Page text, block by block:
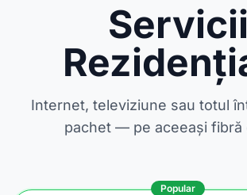
Servicii
Internet, televiziune sau totul
pachet — pe aceeași fibră
Popular